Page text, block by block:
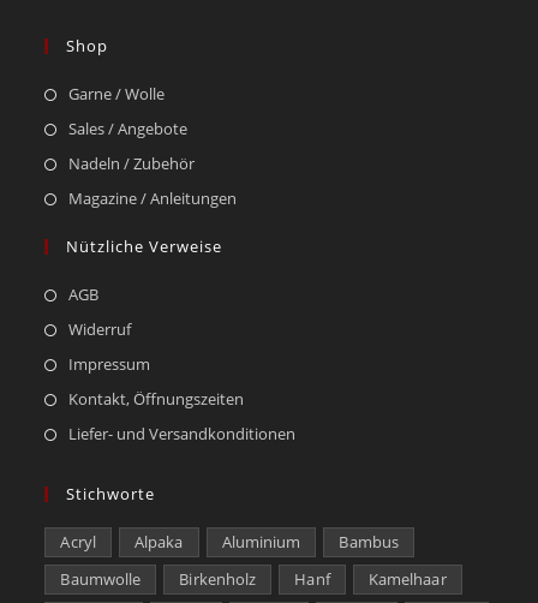
Shop
Garne / Wolle
Sales / Angebote
Nadeln / Zubehör
Magazine / Anleitungen
Nützliche Verweise
AGB
Widerruf
Impressum
Kontakt, Öffnungszeiten
Liefer- und Versandkonditionen
Stichworte
Acryl Alpaka Aluminium
Bambus
Baumwolle
Birkenholz Hanf
Kamelhaar